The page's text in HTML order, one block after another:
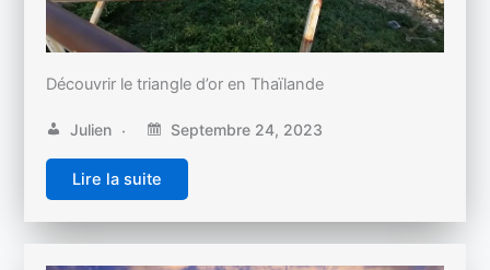
Découvrir le triangle d’or en Thaïlande
Julien Septembre 24, 2023
Lire la suite